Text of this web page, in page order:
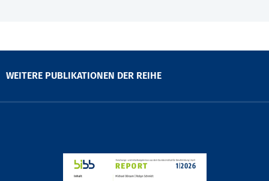
WEITERE PUBLIKATIONEN DER REIHE